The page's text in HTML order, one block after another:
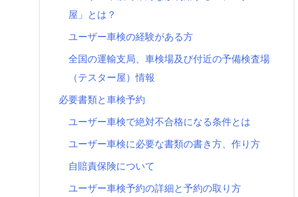
屋」とは？
ユーザー車検の経験がある方
全国の運輸支局、車検場及び付近の予備検査場
（テスター屋）情報
必要書類と車検予約
ユーザー車検で絶対不合格になる条件とは
ユーザー車検に必要な書類の書き方、作り方
自賠責保険について
ユーザー車検予約の詳細と予約の取り方